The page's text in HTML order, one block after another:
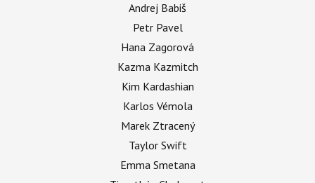
Andrej Babiš
Petr Pavel
Hana Zagorová
Kazma Kazmitch
Kim Kardashian
Karlos Vémola
Marek Ztracený
Taylor Swift
Emma Smetana